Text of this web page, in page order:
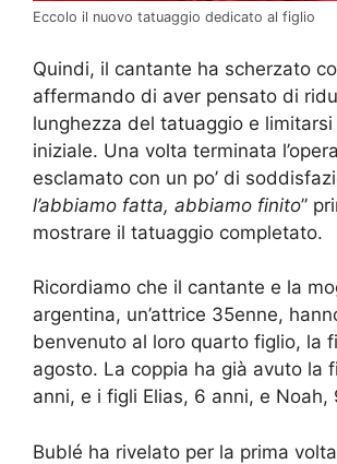
Eccolo il nuovo tatuaggio dedicato al figlio
Quindi, il cantante ha scherzato
affermando di aver pensato di
lunghezza del tatuaggio e limitarsi
iniziale. Una volta terminata
esclamato con un po’ di
l’abbiamo fatta, abbiamo finito”
mostrare il tatuaggio completato.
Ricordiamo che il cantante e la
argentina, un’attrice 35enne,
benvenuto al loro quarto figlio, la
agosto. La coppia ha già avuto la
anni, e i figli Elias, 6 anni, e Noah,
Bublé ha rivelato per la prima